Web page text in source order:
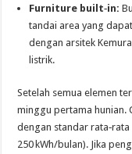
Furniture built‑in:
tandai area yang
dengan arsitek
listrik.
Setelah semua elemen
minggu pertama hunian.
dengan standar
250 kWh/bulan). Jika